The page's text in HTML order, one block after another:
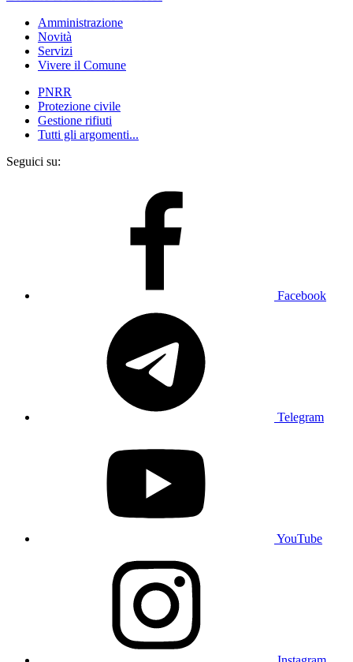
Amministrazione
Novità
Servizi
Vivere il Comune
PNRR
Protezione civile
Gestione rifiuti
Tutti gli argomenti...
Seguici su:
Facebook
Telegram
YouTube